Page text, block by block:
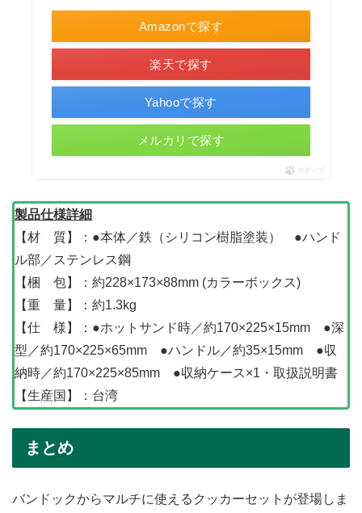
Amazonで探す
楽天で探す
Yahooで探す
メルカリで探す
ポチップ
製品仕様詳細
【材 質】：●本体／鉄（シリコン樹脂塗装） ●ハンド
ル部／ステンレス鋼
【梱 包】：約228×173×88mm (カラーボックス)
【重 量】：約1.3kg
【仕 様】：●ホットサンド時／約170×225×15mm ●深
型／約170×225×65mm ●ハンドル／約35×15mm ●収
納時／約170×225×85mm ●収納ケース×1・取扱説明書
【生産国】：台湾
まとめ
バンドックからマルチに使えるクッカーセットが登場しま